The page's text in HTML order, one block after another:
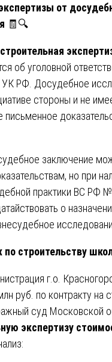
от
🧾🔍
об уголовной
РФ. Досудебное
стороны и не
заключение
но при
практики ВС РФ
о
строительству
г.о.
руб. по контракту на
суд Московской
экспертизу